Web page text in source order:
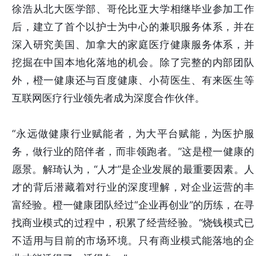
徐浩从北大医学部、哥伦比亚大学相继毕业参加工作
后，建立了首个以护士为中心的兼职服务体系，并在
深入研究美国、加拿大的家庭医疗健康服务体系，并
挖掘在中国本地化落地的机会。除了完整的内部团队
外，橙一健康还与百度健康、小荷医生、有来医生等
互联网医疗行业领先者成为深度合作伙伴。
“永远做健康行业赋能者，为大平台赋能，为医护服
务，做行业的陪伴者，而非领跑者。”这是橙一健康的
愿景。解琦认为，“人才”是企业发展的最重要因素。人
才的背后潜藏着对行业的深度理解，对企业运营的丰
富经验。橙一健康团队经过“企业再创业”的历练，在寻
找商业模式的过程中，积累了经营经验。“烧钱模式已
不适用与目前的市场环境。只有商业模式能落地的企